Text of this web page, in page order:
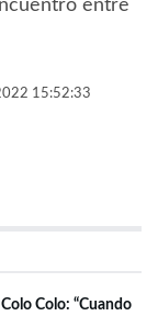
entre
15:52:33
Colo: “Cuando